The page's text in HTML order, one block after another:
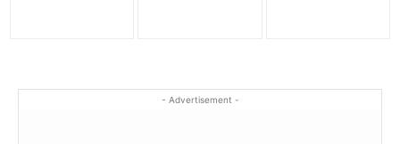
- Advertisement -